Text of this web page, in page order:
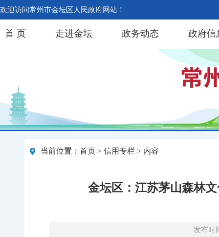
欢迎访问常州市金坛区人民政府网站！
首 页 走进金坛 政务动态 政府信
当前位置： 首页 > 信用专栏 > 内容
金坛区：江苏茅山森林
发布时